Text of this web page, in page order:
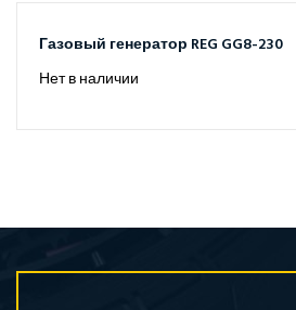
Газовый генератор REG GG8-230
Нет в наличии